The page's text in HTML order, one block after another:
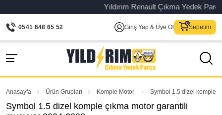
Yıldırım Renault Çıkma Yedek
0541 648 65 52 Giriş Yap & Üye Ol Sepetim
Anasayfa Ürün Grupları Komple Motor Symbol 1.5 dizel komple
Symbol 1.5 dizel komple çıkma motor garantili